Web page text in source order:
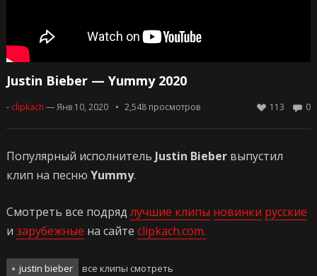
Justin Bieber — Yummy 2020
- clipkach — Янв 10, 2020 2,548просмотров 0
113
Популярный исполнитель Justin Bieberвыпустил
клип на песню Yummy.
Смотреть все подряд лучшие клипы новинки русские
и зарубежные на сайте clipkach.com.
justin bieber все клипы смотреть